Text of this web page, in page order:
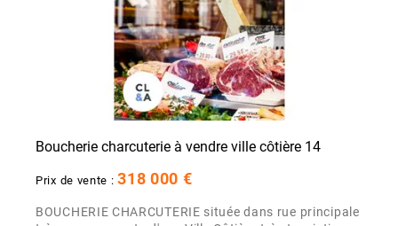
Boucherie charcuterie à vendre ville côtière 14
Prix de vente :318 000 €
BOUCHERIE CHARCUTERIE située dans rue principale